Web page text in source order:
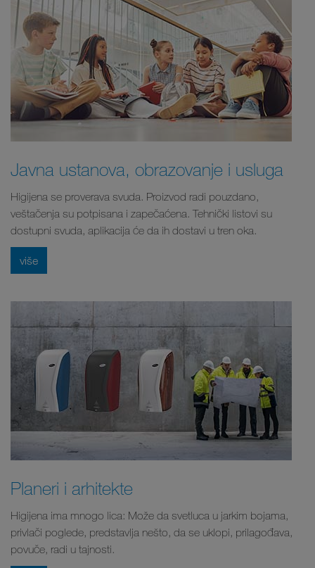
Javna ustanova, obrazovanje i usluga
Higijena se proverava svuda. Proizvod radi pouzdano,
veštačenja su potpisana i zapečaćena. Tehnički listovi su
dostupni svuda, aplikacija će da ih dostavi u tren oka.
više
Planeri i arhitekte
Higijena ima mnogo lica: Može da svetluca u jarkim bojama,
privlači poglede, predstavlja nešto, da se uklopi, prilagođava,
povuče, radi u tajnosti.